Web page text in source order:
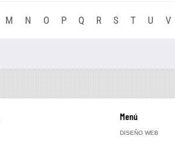
M N O P Q R S T U V
Menú
DISEÑO WEB